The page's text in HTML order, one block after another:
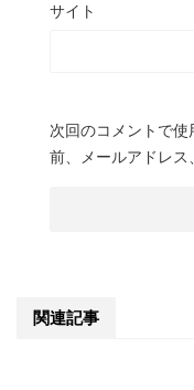
サイト
次回のコメントで
前、メールアドレス
関連記事